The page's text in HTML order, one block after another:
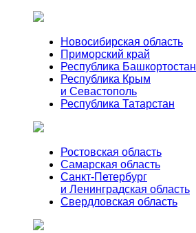
Новосибирская область
Приморский край
Республика Башкортостан
Республика Крым
и Севастополь
Республика Татарстан
Ростовская область
Самарская область
Санкт-Петербург
и Ленинградская область
Свердловская область